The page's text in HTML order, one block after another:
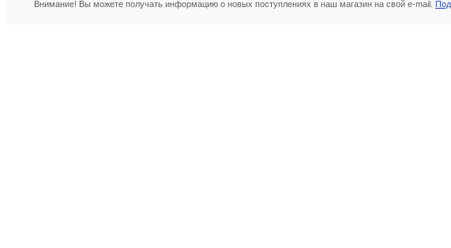
Внимание! Вы можете получать информацию о новых поступлениях в наш магазин на свой e-mail.